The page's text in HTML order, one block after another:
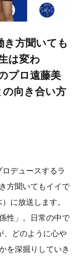
き方聞いても
は変わ
プロ遠藤美
向き合い方
デュースするラ
方聞いてもイイで
に放送します。
性」。日常の中で
、どのように心や
を深掘りしていき